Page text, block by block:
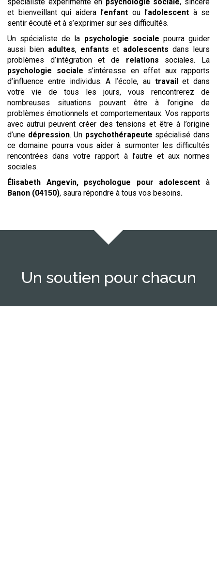
et bienveillant qui aidera l’enfant ou l’adolescent à se
sentir écouté et à s’exprimer sur ses difficultés.
Un spécialiste de la psychologie sociale pourra guider
aussi bien adultes, enfantset adolescents dans leurs
problèmes d’intégration et de relations sociales. La
psychologie sociale s’intéresse en effet aux rapports
d’influence entre individus. A l’école, au travailet dans
votre vie de tous les jours, vous rencontrerez de
nombreuses situations pouvant être à l’origine de
problèmes émotionnels et comportementaux. Vos rapports
avec autrui peuvent créer des tensions et être à l’origine
d’une dépression. Un psychothérapeute spécialisé dans
ce domaine pourra vous aider à surmonter les difficultés
rencontrées dans votre rapport à l’autre et aux normes
sociales.
Élisabeth Angevin, psychologue pour adolescent
à
Banon (04150), saura répondre à tous vos besoins.
Un soutien pour chacun